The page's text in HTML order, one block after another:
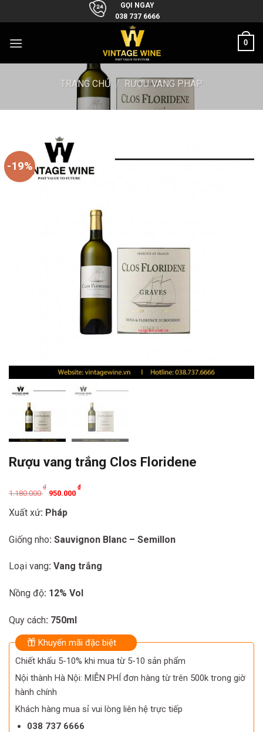
to
GỌI NGAY
038 737 6666
0
TRANG CHỦ / RƯỢU VANG PHÁP
-19%
Rượu vang trắng Clos Floridene
1.180.000
₫
Original
price
was:
1.180.000 ₫.
950.000
₫
Current
price
is:
950.000 ₫.
Xuất xứ: Pháp
Giống nho: Sauvignon Blanc – Semillon
Loại vang: Vang trắng
Nồng độ: 12% Vol
Quy cách: 750ml
Khuyến mãi đặc biệt
Chiết khấu 5-10% khi mua từ 5-10 sản phẩm
Nội thành Hà Nội: MIỄN PHÍ đơn hàng từ trên 500k trong giờ
hành chính
Khách hàng mua sỉ vui lòng liên hệ trực tiếp
038 737 6666